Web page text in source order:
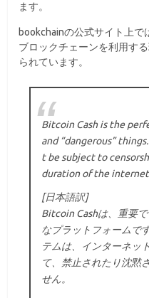
ます。
bookchainの公式サイト上
ブロックチェーンを利用す
られています。
Bitcoin Cash is the
and “dangerous”
t be subject to
duration of the
[日本語訳]
Bitcoin Cashは、重要
なプラットフォームで
テムは、インターネッ
て、禁止されたり沈黙
せん。